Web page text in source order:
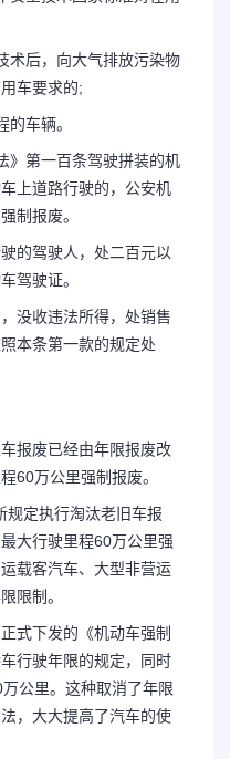
术后，向大气排放污染物
车要求的;
车辆。
》第一百条驾驶拼装的机
上道路行驶的，公安机
制报废。
的驾驶人，处二百元以
驾驶证。
没收违法所得，处销售
本条第一款的规定处
报废已经由年限报废改
60万公里强制报废。
规定执行淘汰老旧车报
大行驶里程60万公里强
载客汽车、大型非营运
限制。
式下发的《机动车强制
行驶年限的规定，同时
公里。这种取消了年限
，大大提高了汽车的使